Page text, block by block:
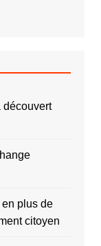
découvert
en plus de
citoyen